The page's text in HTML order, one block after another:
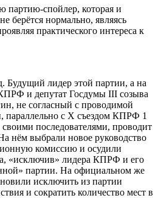
спойлер, которая и
берётся нормально, являясь
практического интереса к
Будущий лидер этой партии, а на
и депутат Госдумы III созыва
не согласный с проводимой
с X съездом КПРФ 1
последователями, проводит
нём выбрали новое руководство
комиссию и осудили
«исключив» лидера КПРФ и его
партии. На официальном же
исключить из партии
и сократить количество мест в